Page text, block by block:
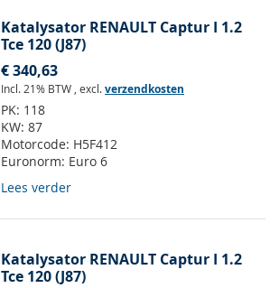
Katalysator RENAULT Captur I 1.2
Tce 120 (J87)
€ 340,63
Incl. 21% BTW , excl.verzendkosten
PK: 118
KW: 87
Motorcode: H5F412
Euronorm: Euro 6
Lees verder
Katalysator RENAULT Captur I 1.2
Tce 120 (J87)